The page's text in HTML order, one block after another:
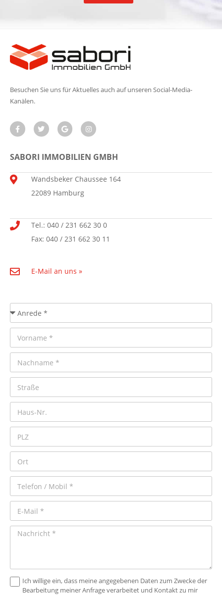
Besuchen Sie uns für Aktuelles auch auf unseren Social-Media-
Kanälen.
SABORI IMMOBILIEN GMBH
Wandsbeker Chaussee 164
22089 Hamburg
Tel.: 040 / 231 662 30 0
Fax: 040 / 231 662 30 11
E-Mail an uns »
Ich willige ein, dass meine angegebenen Daten zum Zwecke der
Bearbeitung meiner Anfrage verarbeitet und Kontakt zu mir